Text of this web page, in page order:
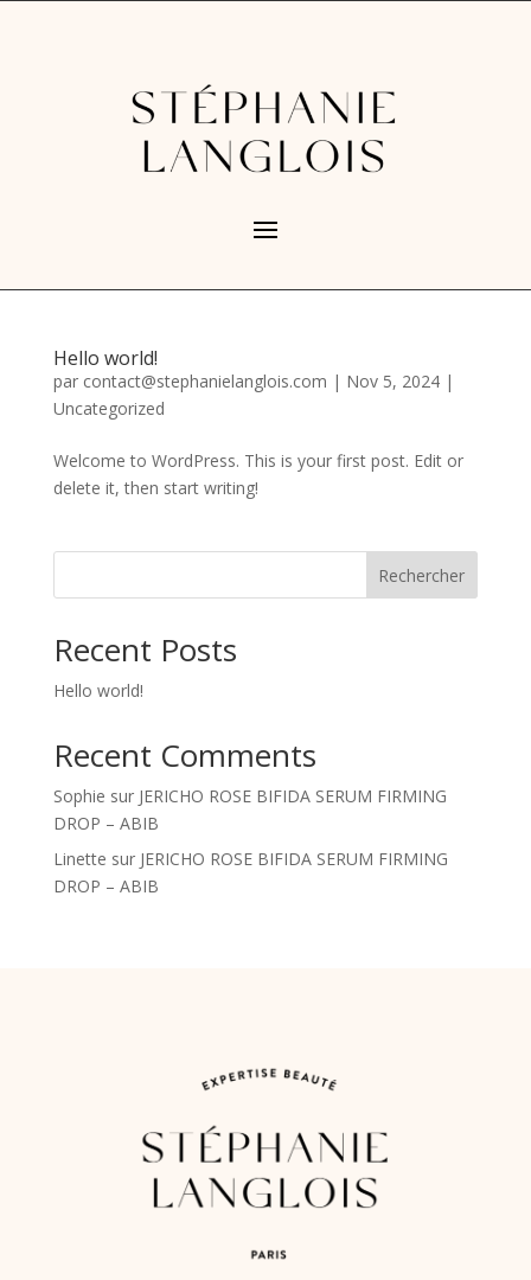
Hello world!
par contact@stephanielanglois.com | Nov 5, 2024|
Uncategorized
Welcome to WordPress. This is your first post. Edit or
delete it, then start writing!
Rechercher
Recent Posts
Hello world!
Recent Comments
Sophie sur JERICHO ROSE BIFIDA SERUM FIRMING
DROP – ABIB
Linette sur JERICHO ROSE BIFIDA SERUM FIRMING
DROP – ABIB